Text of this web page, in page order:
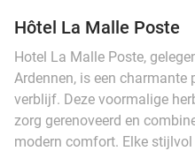
Hôtel La Malle Poste
Hotel La Malle Poste,
Ardennen, is een charmante
verblijf. Deze voormalige
zorg gerenoveerd en
modern comfort. Elke